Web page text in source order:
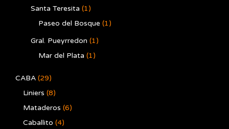
Santa Teresita (1)
Paseo del Bosque (1)
Gral. Pueyrredon (1)
Mar del Plata (1)
CABA (29)
Liniers (8)
Mataderos (6)
Caballito (4)